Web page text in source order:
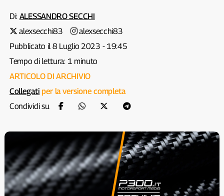
Di: ALESSANDRO SECCHI
alexsecchi83
alexsecchi83
Pubblicato il 8 Luglio 2023 - 19:45
Tempo di lettura: 1 minuto
ARTICOLO DI ARCHIVIO
Collegati per la versione completa
Condividi su